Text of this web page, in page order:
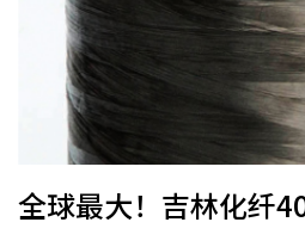
全球最大！吉林化纤